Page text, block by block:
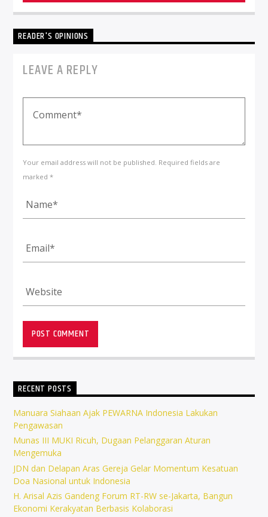
READER'S OPINIONS
LEAVE A REPLY
Your email address will not be published. Required fields are
marked *
RECENT POSTS
Manuara Siahaan Ajak PEWARNA Indonesia Lakukan
Pengawasan
Munas III MUKI Ricuh, Dugaan Pelanggaran Aturan
Mengemuka
JDN dan Delapan Aras Gereja Gelar Momentum Kesatuan
Doa Nasional untuk Indonesia
H. Arisal Azis Gandeng Forum RT-RW se-Jakarta, Bangun
Ekonomi Kerakyatan Berbasis Kolaborasi